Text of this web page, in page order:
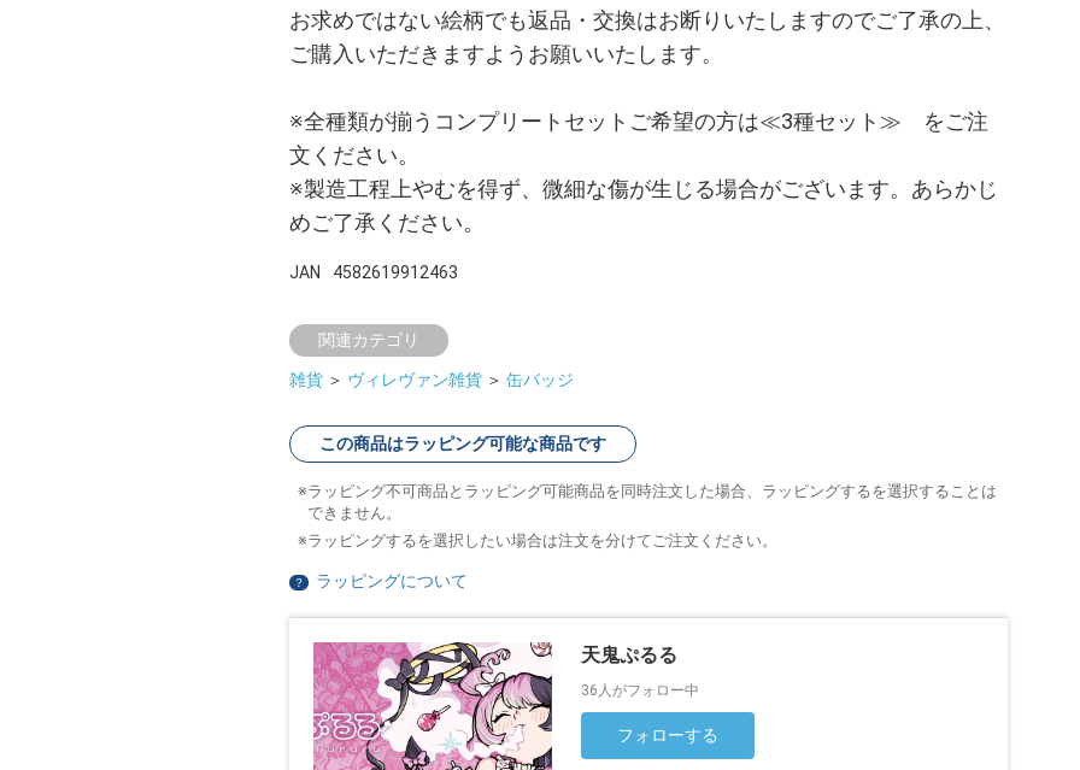
お求めではない絵柄でも返品・交換はお断りいたしますのでご了承の上、
ご購入いただきますようお願いいたします。
※全種類が揃うコンプリートセットご希望の方は≪3種セット≫ をご注
文ください。
※製造工程上やむを得ず、微細な傷が生じる場合がございます。あらかじ
めご了承ください。
JAN 4582619912463
関連カテゴリ
雑貨 ＞ ヴィレヴァン雑貨 ＞ 缶バッジ
この商品はラッピング可能な商品です
ラッピング不可商品とラッピング可能商品を同時注文した場合、ラッピングするを選択することは
できません。
ラッピングするを選択したい場合は注文を分けてご注文ください。
？ ラッピングについて
天鬼ぷるる
36人がフォロー中
フォローする